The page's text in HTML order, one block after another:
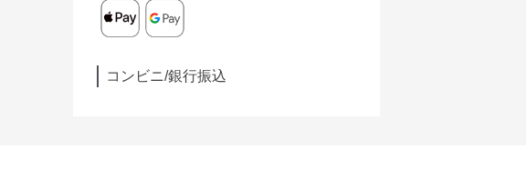
コンビニ/銀行振込